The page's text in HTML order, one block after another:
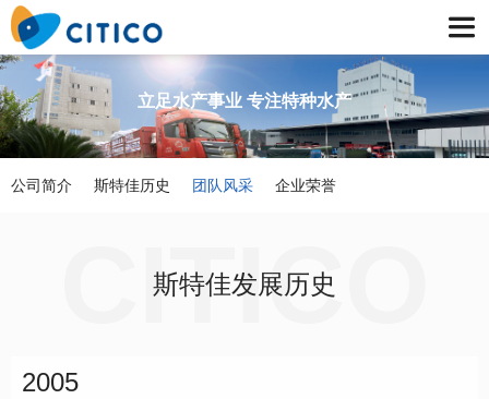
立足水产事业 专注特种水产
公司简介 斯特佳历史 团队风采 企业荣誉
斯特佳发展历史
2005